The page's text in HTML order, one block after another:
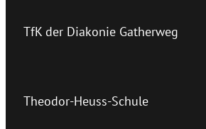
TfK der Diakonie Gatherweg
Theodor-Heuss-Schule